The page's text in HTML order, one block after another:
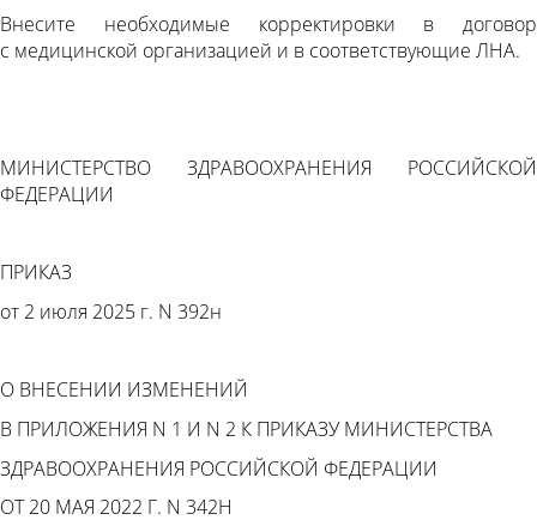
Внесите необходимые корректировки в договор
с медицинской организацией и в соответствующие ЛНА.
МИНИСТЕРСТВО ЗДРАВООХРАНЕНИЯ РОССИЙСКОЙ
ФЕДЕРАЦИИ
ПРИКАЗ
от 2 июля 2025 г. N 392н
О ВНЕСЕНИИ ИЗМЕНЕНИЙ
В ПРИЛОЖЕНИЯ N 1 И N 2 К ПРИКАЗУ МИНИСТЕРСТВА
ЗДРАВООХРАНЕНИЯ РОССИЙСКОЙ ФЕДЕРАЦИИ
ОТ 20 МАЯ 2022 Г. N 342Н